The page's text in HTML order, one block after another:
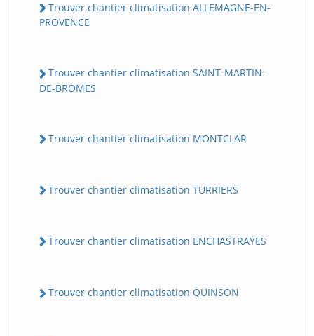
Trouver chantier climatisation ALLEMAGNE-EN-
PROVENCE
Trouver chantier climatisation SAINT-MARTIN-
DE-BROMES
Trouver chantier climatisation MONTCLAR
Trouver chantier climatisation TURRIERS
Trouver chantier climatisation ENCHASTRAYES
Trouver chantier climatisation QUINSON